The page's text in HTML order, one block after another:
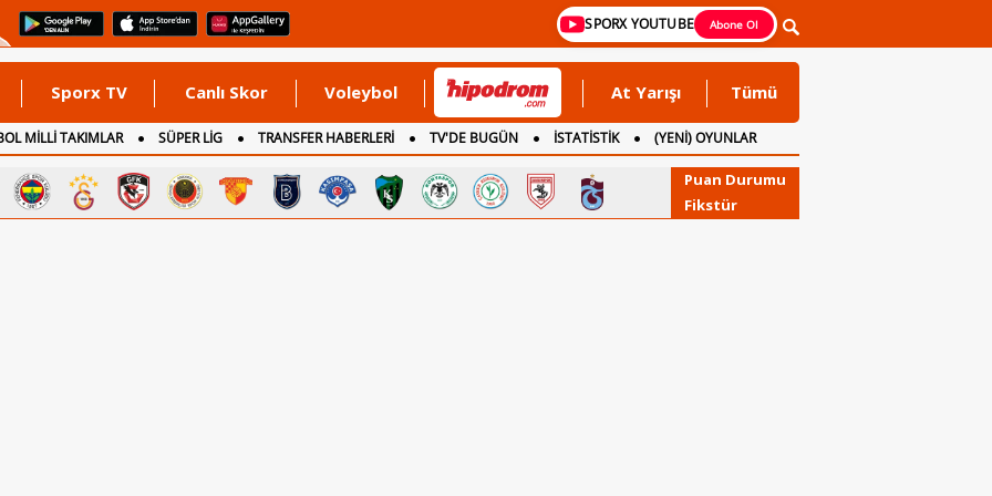
SPORX YOUTUBE Abone Ol
Sporx TV Canlı Skor Voleybol At Yarışı Tümü
MİLLİ TAKIMLAR SÜPER LİG TRANSFER HABERLERİ TV'DE BUGÜN İSTATİSTİK
(YENİ) OYUNLAR
Puan Durumu
Fikstür